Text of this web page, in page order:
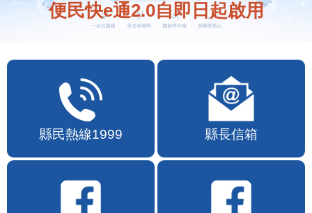
便民快e通2.0自即日起啟用
縣民熱線1999 縣長信箱